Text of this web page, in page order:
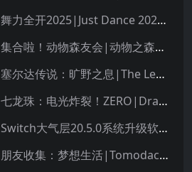
舞力全开2025|Just Dance 2025中文
集合啦！动物森友会|动物之森|Animal Crossing: New Horizons中文
塞尔达传说：旷野之息|The Legend of Zelda: Breath of the Wild中文
七龙珠：电光炸裂！ZERO|Dragon Ball: Sparking! Zero中文
Switch大气层20.5.0系统升级软硬破通用教程
朋友收集：梦想生活|Tomodachi Life: Living the Dream中文